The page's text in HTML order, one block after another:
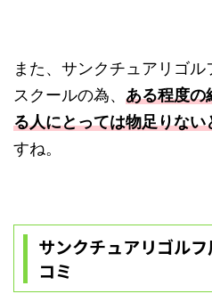
また、サンクチュアリゴ
スクールの為、 ある程度の
る人にとっては物足りない
すね。
サンクチュアリゴル
コミ